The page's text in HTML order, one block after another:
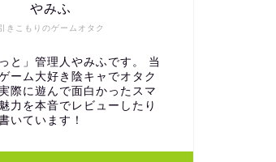
きこもりのゲームオタク
やみふ
と」管理人やみふです。 当
ーム大好き陰キャでオタク
際に遊んで面白かったスマ
力を本音でレビューしたり
いています！